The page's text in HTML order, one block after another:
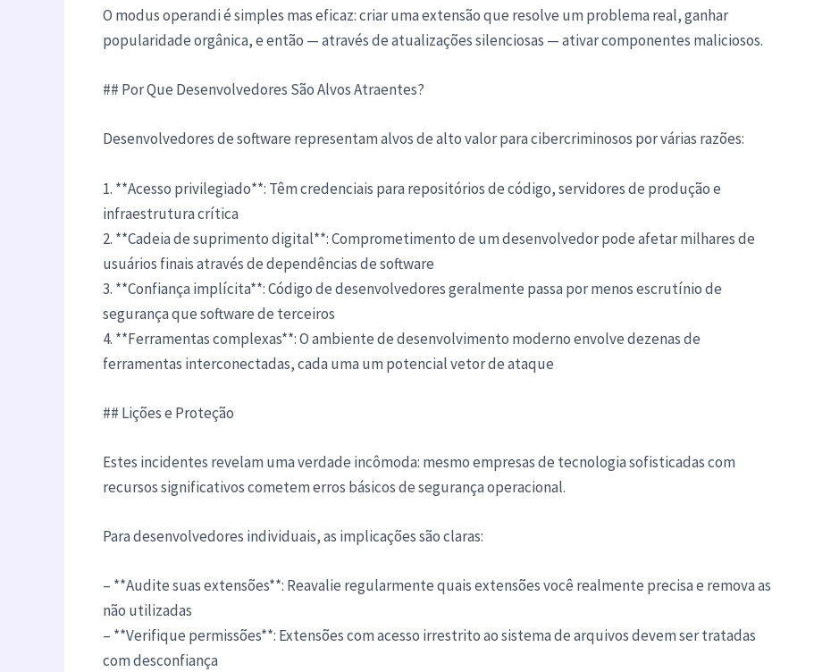
O modus operandi é simples mas eficaz: criar uma extensão que resolve um problema real, ganhar
popularidade orgânica, e então — através de atualizações silenciosas — ativar componentes maliciosos.
## Por Que Desenvolvedores São Alvos Atraentes?
Desenvolvedores de software representam alvos de alto valor para cibercriminosos por várias razões:
1. **Acesso privilegiado**: Têm credenciais para repositórios de código, servidores de produção e
infraestrutura crítica
2. **Cadeia de suprimento digital**: Comprometimento de um desenvolvedor pode afetar milhares de
usuários finais através de dependências de software
3. **Confiança implícita**: Código de desenvolvedores geralmente passa por menos escrutínio de
segurança que software de terceiros
4. **Ferramentas complexas**: O ambiente de desenvolvimento moderno envolve dezenas de
ferramentas interconectadas, cada uma um potencial vetor de ataque
## Lições e Proteção
Estes incidentes revelam uma verdade incômoda: mesmo empresas de tecnologia sofisticadas com
recursos significativos cometem erros básicos de segurança operacional.
Para desenvolvedores individuais, as implicações são claras:
– **Audite suas extensões**: Reavalie regularmente quais extensões você realmente precisa e remova as
não utilizadas
– **Verifique permissões**: Extensões com acesso irrestrito ao sistema de arquivos devem ser tratadas
com desconfiança